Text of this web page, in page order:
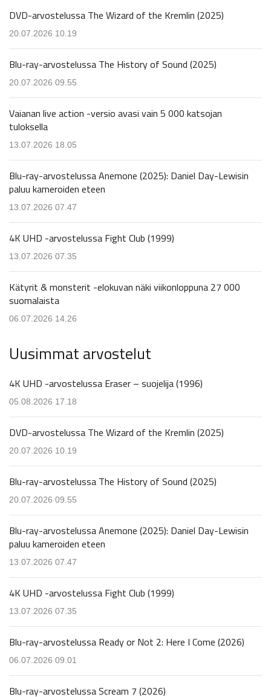
DVD-arvostelussa The Wizard of the Kremlin (2025)
20.07.2026 10.19
Blu-ray-arvostelussa The History of Sound (2025)
20.07.2026 09.55
Vaianan live action -versio avasi vain 5 000 katsojan
tuloksella
13.07.2026 18.05
Blu-ray-arvostelussa Anemone (2025): Daniel Day-Lewisin
paluu kameroiden eteen
13.07.2026 07.47
4K UHD -arvostelussa Fight Club (1999)
13.07.2026 07.35
Kätyrit & monsterit -elokuvan näki viikonloppuna 27 000
suomalaista
06.07.2026 14.26
Uusimmat arvostelut
4K UHD -arvostelussa Eraser – suojelija (1996)
05.08.2026 17.18
DVD-arvostelussa The Wizard of the Kremlin (2025)
20.07.2026 10.19
Blu-ray-arvostelussa The History of Sound (2025)
20.07.2026 09.55
Blu-ray-arvostelussa Anemone (2025): Daniel Day-Lewisin
paluu kameroiden eteen
13.07.2026 07.47
4K UHD -arvostelussa Fight Club (1999)
13.07.2026 07.35
Blu-ray-arvostelussa Ready or Not 2: Here I Come (2026)
06.07.2026 09.01
Blu-ray-arvostelussa Scream 7 (2026)